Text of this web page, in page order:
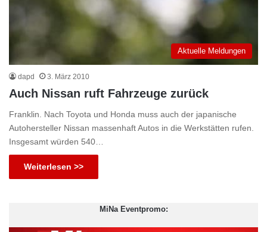
Aktuelle Meldungen
dapd 3. März 2010
Auch Nissan ruft Fahrzeuge zurück
Franklin. Nach Toyota und Honda muss auch der japanische
Autohersteller Nissan massenhaft Autos in die Werkstätten rufen.
Insgesamt würden 540…
Weiterlesen >>
MiNa Eventpromo: